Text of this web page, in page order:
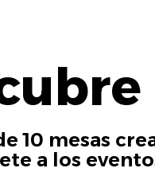
10 mesas
a los